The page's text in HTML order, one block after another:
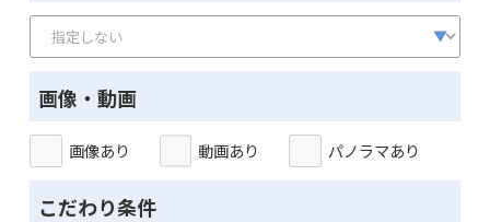
画像・動画
画像あり 動画あり パノラマあり
こだわり条件